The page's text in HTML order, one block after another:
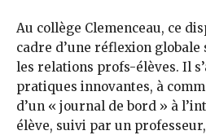
Au collège Clemenceau, ce
cadre d’une réflexion
les relations profs-élèves. Il
pratiques innovantes, à
d’un « journal de bord » à
élève, suivi par un